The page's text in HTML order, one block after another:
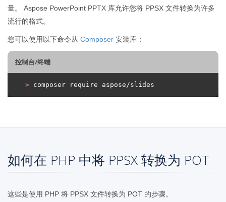
量。 Aspose PowerPoint PPTX 库允许您将 PPSX 文件转换为许多
流行的格式。
您可以使用以下命令从 Composer 安装库：
控制台/终端
> composer require aspose/slides
如何在 PHP 中将 PPSX 转换为 POT
这些是使用 PHP 将 PPSX 文件转换为 POT 的步骤。